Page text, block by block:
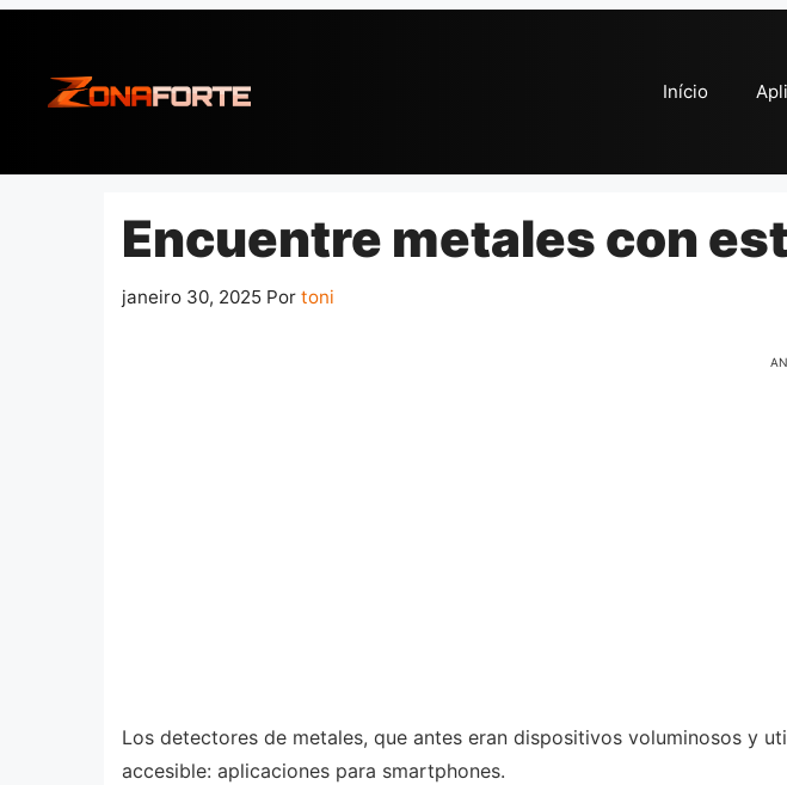
conteúdo
Início
Encuentre metales con
janeiro 30, 2025 Por toni
Los detectores de metales, que antes eran dispositivos voluminosos y
accesible: aplicaciones para smartphones.